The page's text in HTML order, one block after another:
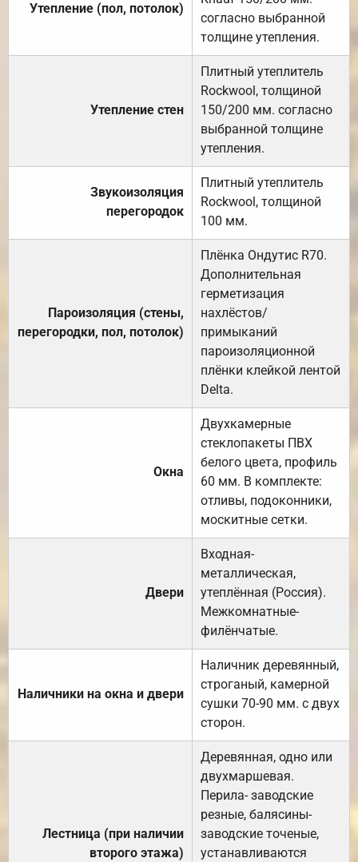
Утепление (пол, потолок)
согласно выбранной
толщине утепления.
Утепление стен
Плитный утеплитель
Rockwool, толщиной
150/200 мм. согласно
выбранной толщине
утепления.
Звукоизоляция
перегородок
Плитный утеплитель
Rockwool, толщиной
100 мм.
Пароизоляция (стены,
перегородки, пол, потолок)
Плёнка Ондутис R70.
Дополнительная
герметизация
нахлёстов/
примыканий
пароизоляционной
плёнки клейкой лентой
Delta.
Окна
Двухкамерные
стеклопакеты ПВХ
белого цвета, профиль
60 мм. В комплекте:
отливы, подоконники,
москитные сетки.
Двери
Входная-
металлическая,
утеплённая (Россия).
Межкомнатные-
филёнчатые.
Наличники на окна и двери
Наличник деревянный,
строганый, камерной
сушки 70-90 мм. с двух
сторон.
Лестница (при наличии
второго этажа)
Деревянная, одно или
двухмаршевая.
Перила- заводские
резные, балясины-
заводские точеные,
устанавливаются